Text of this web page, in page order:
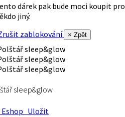
dárek pak bude moci koupit pro
jiný.
zablokování
× Zpět
sleep&glow
Uložit